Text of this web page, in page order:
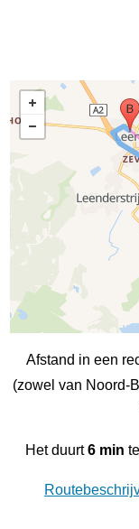
Afstand in een
(zowel van Noord-
Het duurt6 min